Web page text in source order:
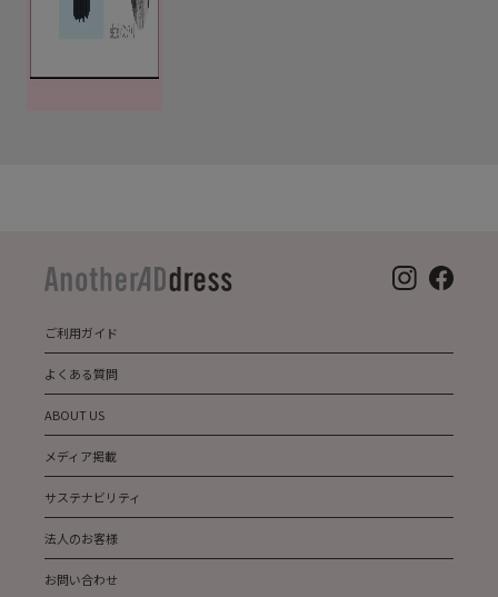
ご利用ガイド
よくある質問
ABOUT US
メディア掲載
サステナビリティ
法人のお客様
お問い合わせ